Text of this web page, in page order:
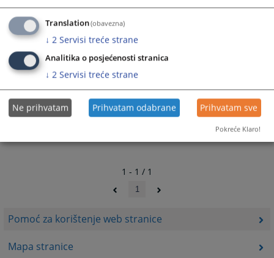
Pomoć za korištenje web stranice
Mapa stranice
1 - 1 / 1
1
Translation(obavezna)
↓ 2 Servisi treće strane
Analitika o posjećenosti stranica
↓ 2 Servisi treće strane
Ne prihvatam Prihvatam odabrane Prihvatam sve
Pokreće Klaro!